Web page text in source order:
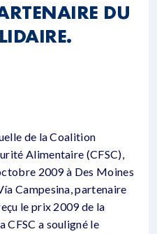
DU
de la Coalition
Alimentaire (CFSC),
2009 à Des Moines
Campesina, partenaire
le prix 2009 de la
CFSC a souligné le